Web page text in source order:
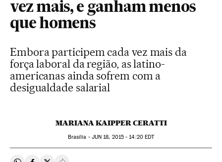
vez mais, e ganham menos
que homens
Embora participem cada vez mais da
força laboral da região, as latino-
americanas ainda sofrem com a
desigualdade salarial
MARIANA KAIPPER CERATTI
Brasília - JUN 18, 2015 - 14:20EDT